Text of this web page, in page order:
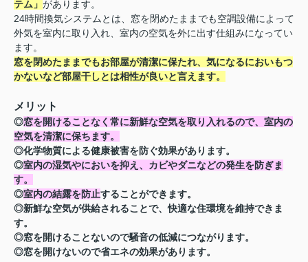
テム」 があります。
24時間換気システムとは、窓を閉めたままでも空調設備によって
外気を室内に取り入れ、室内の空気を外に出す仕組みになってい
ます。
窓を閉めたままでもお部屋が清潔に保たれ、気になるにおいもつ
かないなど部屋干しとは相性が良いと言えます。
メリット
◎窓を開けることなく常に新鮮な空気を取り入れるので、室内の
空気を清潔に保ちます。
◎化学物質による健康被害を防ぐ効果があります。
◎室内の湿気やにおいを抑え、カビやダニなどの発生を防ぎま
す。
◎室内の結露を防止することができます。
◎新鮮な空気が供給されることで、快適な住環境を維持できま
す。
◎窓を開けることないので騒音の低減につながります。
◎窓を開けないので省エネの効果があります。